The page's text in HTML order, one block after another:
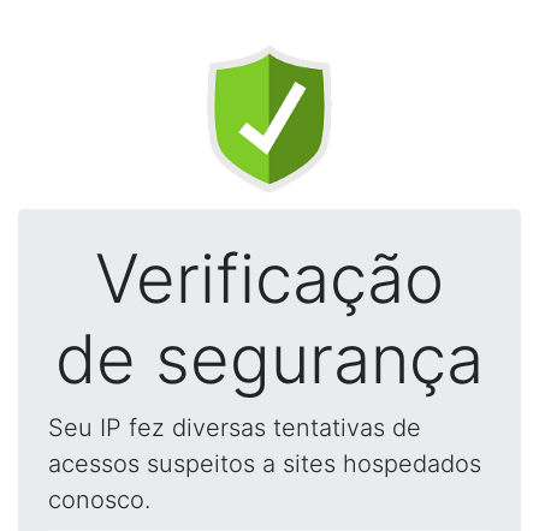
Verificação
de segurança
Seu IP fez diversas tentativas de
acessos suspeitos a sites hospedados
conosco.